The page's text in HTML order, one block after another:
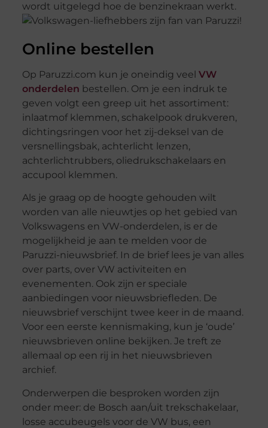
wordt uitgelegd hoe de benzinekraan werkt.
Online bestellen
Op Paruzzi.com kun je oneindig veel VW
onderdelen bestellen. Om je een indruk te
geven volgt een greep uit het assortiment:
inlaatmof klemmen, schakelpook drukveren,
dichtingsringen voor het zij-deksel van de
versnellingsbak, achterlicht lenzen,
achterlichtrubbers, oliedrukschakelaars en
accupool klemmen.
Als je graag op de hoogte gehouden wilt
worden van alle nieuwtjes op het gebied van
Volkswagens en VW-onderdelen, is er de
mogelijkheid je aan te melden voor de
Paruzzi-nieuwsbrief. In de brief lees je van alles
over parts, over VW activiteiten en
evenementen. Ook zijn er speciale
aanbiedingen voor nieuwsbriefleden. De
nieuwsbrief verschijnt twee keer in de maand.
Voor een eerste kennismaking, kun je ‘oude’
nieuwsbrieven online bekijken. Je treft ze
allemaal op een rij in het nieuwsbrieven
archief.
Onderwerpen die besproken worden zijn
onder meer: de Bosch aan/uit trekschakelaar,
losse accubeugels voor de VW bus, een